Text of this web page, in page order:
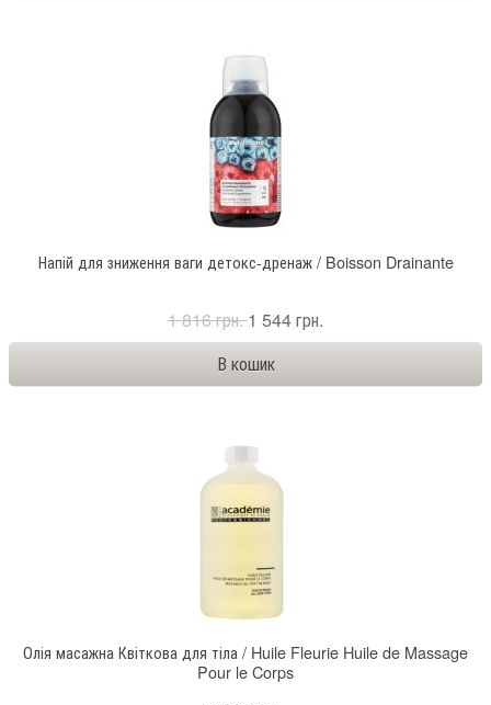
Напій для зниження ваги детокс-дренаж / Boisson Drainante
1 816 грн.1 544 грн.
Олія масажна Квіткова для тіла / Huile Fleurie Huile de Massage
Pour le Corps